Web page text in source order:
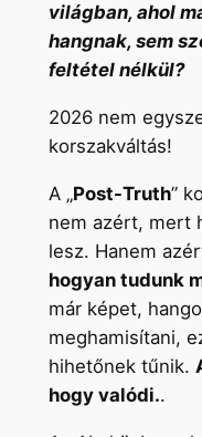
világban, ahol
hangnak, sem
feltétel nélkül?
2026 nem
korszakváltás!
A „Post-Truth”
nem azért, mert
lesz. Hanem
hogyan tudunk
már képet,
meghamisítani,
hihetőnek tűnik.
hogy valódi..